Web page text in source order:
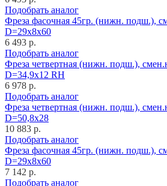
Подобрать аналог
Фреза фасочная 45гр. (нижн. подш.),
D=29x8x60
6 493 р.
Подобрать аналог
Фреза четвертная (нижн. подш.),
D=34,9x12 RH
6 978 р.
Подобрать аналог
Фреза четвертная (нижн. подш.),
D=50,8x28
10 883 р.
Подобрать аналог
Фреза фасочная 45гр. (нижн. подш.),
D=29x8x60
7 142 р.
Подобрать аналог